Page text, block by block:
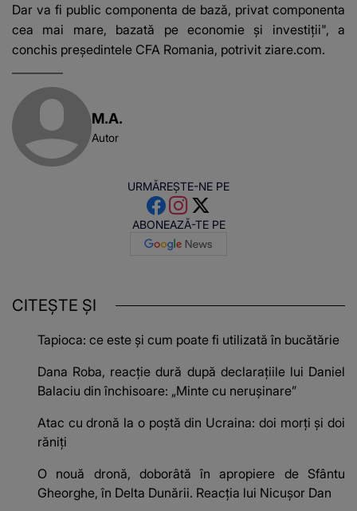
Dar va fi public componenta de bază, privat componenta
cea mai mare, bazată pe economie și investiții", a
conchis președintele CFA Romania, potrivit ziare.com.
M.A.
Autor
URMĂREȘTE-NE PE
ABONEAZĂ-TE PE
CITEȘTE ȘI
Tapioca: ce este și cum poate fi utilizată în bucătărie
Dana Roba, reacție dură după declarațiile lui Daniel
Balaciu din închisoare: „Minte cu nerușinare”
Atac cu dronă la o poștă din Ucraina: doi morți și doi
răniți
O nouă dronă, doborâtă în apropiere de Sfântu
Gheorghe, în Delta Dunării. Reacția lui Nicușor Dan